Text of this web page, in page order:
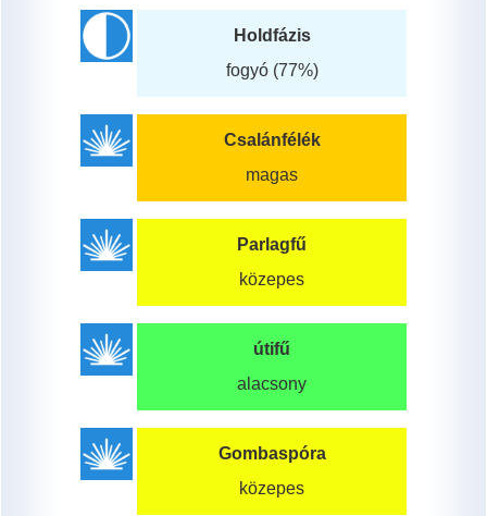
Holdfázis
fogyó (77%)
Csalánfélék
magas
Parlagfű
közepes
útifű
alacsony
Gombaspóra
közepes